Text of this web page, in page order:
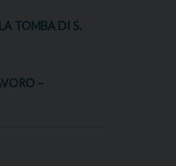
TOMBA DI S.
–